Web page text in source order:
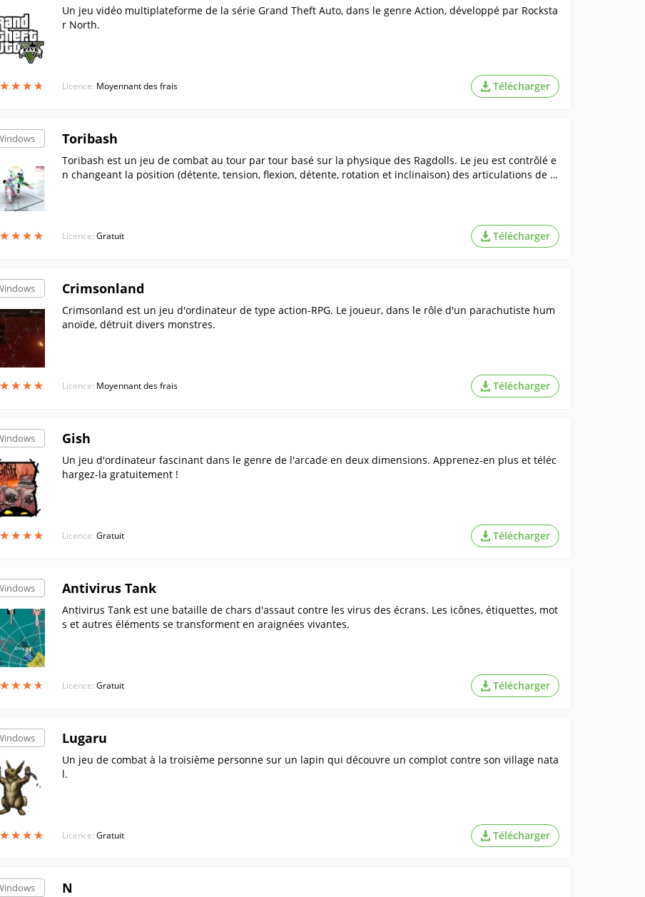
★★★★
★★★★
Un jeu vidéo multiplateforme de la série Grand Theft Auto, dans le genre Action, développé par Rocksta
r North.
Licence: Moyennant des frais Télécharger
★★★★
★★★★
Toribash
Toribash est un jeu de combat au tour par tour basé sur la physique des Ragdolls. Le jeu est contrôlé e
n changeant la position (détente, tension, flexion, détente, rotation et inclinaison) des articulations de la
Licence: Gratuit Télécharger
★★★★
★★★★
Crimsonland
Crimsonland est un jeu d'ordinateur de type action-RPG. Le joueur, dans le rôle d'un parachutiste hum
anoïde, détruit divers monstres.
Licence: Moyennant des frais Télécharger
★★★★
★★★★
Gish
Un jeu d'ordinateur fascinant dans le genre de l'arcade en deux dimensions. Apprenez-en plus et téléc
hargez-la gratuitement !
Licence: Gratuit Télécharger
★★★★
★★★★
Antivirus Tank
Antivirus Tank est une bataille de chars d'assaut contre les virus des écrans. Les icônes, étiquettes, mot
s et autres éléments se transforment en araignées vivantes.
Licence: Gratuit Télécharger
★★★★
★★★★
Lugaru
Un jeu de combat à la troisième personne sur un lapin qui découvre un complot contre son village nata
l.
Licence: Gratuit Télécharger
N